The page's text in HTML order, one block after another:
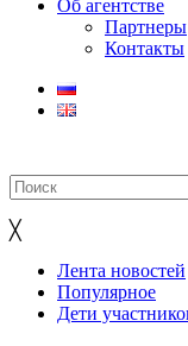
Об агентстве
Партнеры
Контакты
╳
Лента новостей
Популярное
Дети